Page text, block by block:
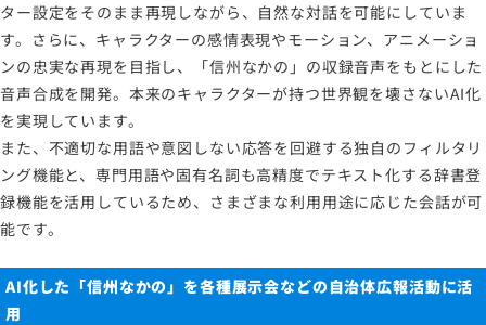
ター設定をそのまま再現しながら、自然な対話を可能にしていま
す。さらに、キャラクターの感情表現やモーション、アニメーショ
ンの忠実な再現を目指し、「信州なかの」の収録音声をもとにした
音声合成を開発。本来のキャラクターが持つ世界観を壊さないAI化
を実現しています。
また、不適切な用語や意図しない応答を回避する独自のフィルタリ
ング機能と、専門用語や固有名詞も高精度でテキスト化する辞書登
録機能を活用しているため、さまざまな利用用途に応じた会話が可
能です。
AI化した「信州なかの」を各種展示会などの自治体広報活動に活
用